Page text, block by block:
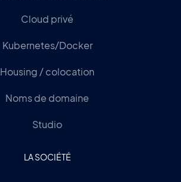
Cloud privé
Kubernetes/Docker
Housing / colocation
Noms de domaine
Studio
LA SOCIÉTÉ